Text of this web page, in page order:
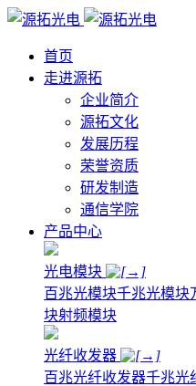
首页
走进源拓
企业简介
源拓文化
发展历程
荣誉资质
研发制造
通信学院
产品中心
光电模块
百兆光模块千兆光模块
块射频模块
光纤收发器
百兆光纤收发器千兆光